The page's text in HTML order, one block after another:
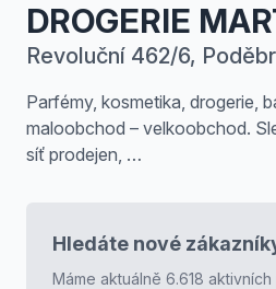
DROGERIE
Revoluční 462/6,
Parfémy, kosmetika, drogerie,
maloobchod – velkoobchod.
síť prodejen, …
Hledáte nové
Máme aktuálně 6.618